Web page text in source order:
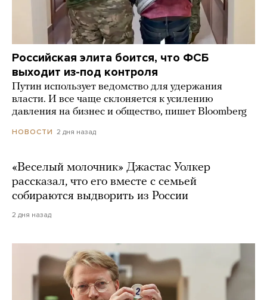
Российская элита боится, что ФСБ
выходит из-под контроля
Путин использует ведомство для удержания
власти. И все чаще склоняется к усилению
давления на бизнес и общество, пишет Bloomberg
НОВОСТИ 2 дня назад
«Веселый молочник» Джастас Уолкер
рассказал, что его вместе с семьей
собираются выдворить из России
2 дня назад